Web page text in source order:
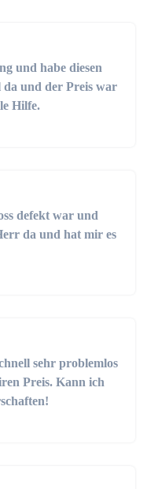
und habe diesen
da und der Preis war
Hilfe.
defekt war und
da und hat mir es
sehr problemlos
Preis. Kann ich